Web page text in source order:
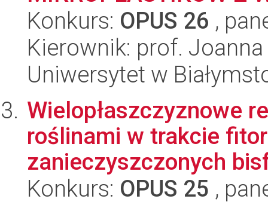
Konkurs: OPUS 26 ,
Kierownik: prof.
Uniwersytet w
Wielopłaszczyznowe
roślinami w trakcie
zanieczyszczonych
Konkurs: OPUS 25 ,